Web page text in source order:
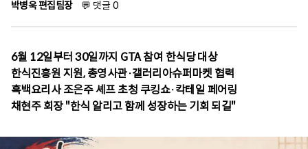
박병욱 편집팀장 💬 댓글 0
6월 12일부터 30일까지 GTA 참여 한식당 대상
한식진흥원 지원, 총영사관·갤러리아슈퍼마켓 협력
흑백요리사 조은주 셰프 초청 쿠킹쇼·칵테일 페어링
채현주 회장 "한식 알리고 함께 성장하는 기회 되길"